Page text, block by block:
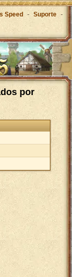
Speed - Suporte -
por